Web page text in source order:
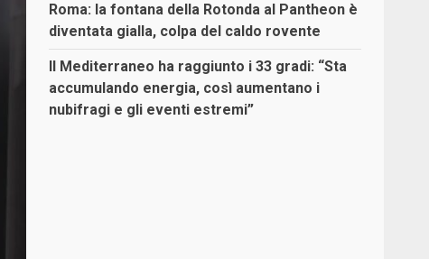
Roma: la fontana della Rotonda al Pantheon è
diventata gialla, colpa del caldo rovente
Il Mediterraneo ha raggiunto i 33 gradi: “Sta
accumulando energia, così aumentano i
nubifragi e gli eventi estremi”